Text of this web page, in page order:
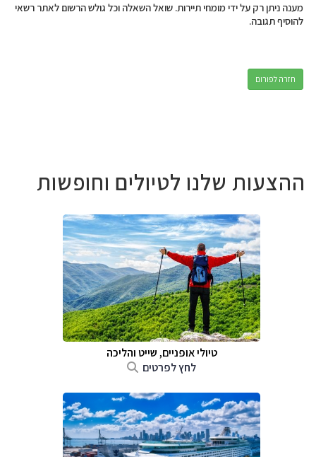
מענה ניתן רק על ידי מומחי תיירות. שואל השאלה וכל גולש הרשום לאתר רשאי
להוסיף תגובה.
חזרה לפורום
ההצעות שלנו לטיולים וחופשות
טיולי אופניים, שייט והליכה
לחץ לפרטים